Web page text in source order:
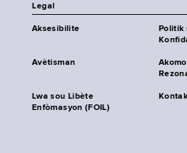
Legal
Aksesibilite
Politik
Avètisman
Lwa sou Libète
Enfòmasyon (FOIL)